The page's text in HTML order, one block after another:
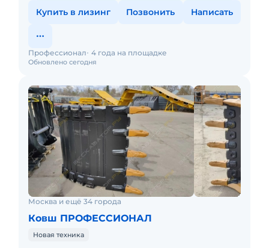
Купить в лизинг Позвонить Написать
Обновлено сегодня
Профессионал 4 года на площадке
Москва и ещё 34 города
Ковш ПРОФЕССИОНАЛ
Новая техника